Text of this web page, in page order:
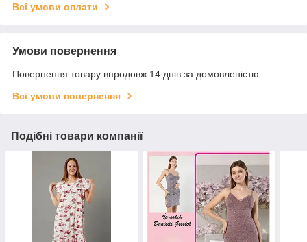
Всі умови оплати
Умови повернення
Повернення товару впродовж 14 днів за домовленістю
Всі умови повернення
Подібні товари компанії